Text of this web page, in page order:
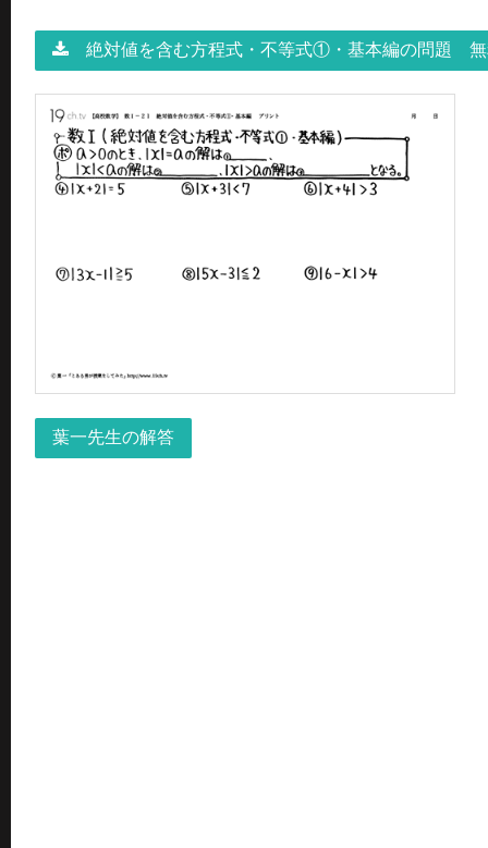
絶対値を含む方程式・不等式①・基本編の問題
葉一先生の解答